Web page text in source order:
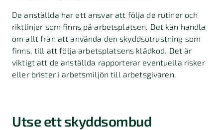
De anställda har ett ansvar att följa de rutiner och
riktlinjer som finns på arbetsplatsen. Det kan handla
om allt från att använda den skyddsutrustning som
finns, till att följa arbetsplatsens klädkod. Det är
viktigt att de anställda rapporterar eventuella risker
eller brister i arbetsmiljön till arbetsgivaren.
Utse ett skyddsombud